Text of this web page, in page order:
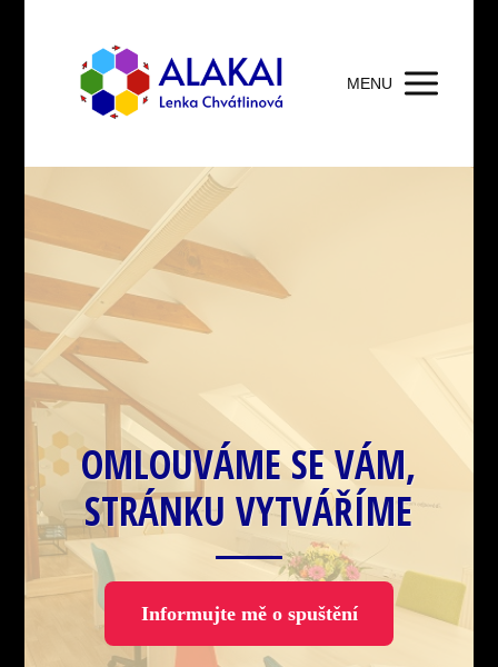
MENU
OMLOUVÁME SE VÁM,
STRÁNKU VYTVÁŘÍME
Informujte mě o spuštění